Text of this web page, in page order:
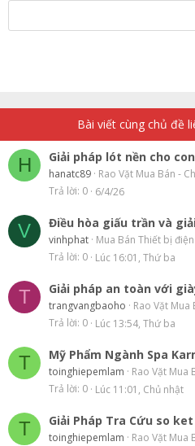
22
Times New
Bài viết cùng chủ đề
H Giải pháp lót nền cho
hanatc89 Rao Vặt Mua Bán -
Trả lời 0 6/4/26
V Điều hòa giấu trần và
vinhphat Mua Bán Thiết bị
Trả lời 0 Lúc 16:01, Thứ ba
T Giải pháp an toàn với
trangvangbaoho
Rao Vặt Mua
Trả lời 0 Lúc 13:54, Thứ ba
T Mỹ Phẩm Ngành Spa
toinghiepemlam
Rao Vặt Mua
Trả lời 0 Lúc 11:01, Chủ nhật
T Giải Pháp Tra Cứu so
toinghiepemlam
Rao Vặt Mua